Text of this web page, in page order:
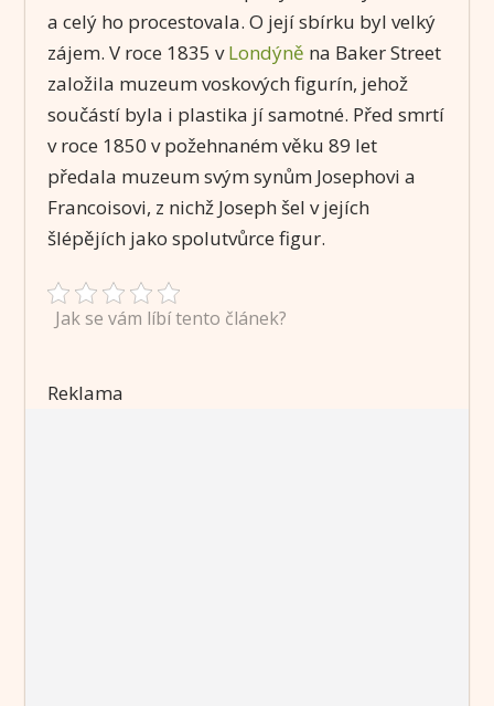
a celý ho procestovala. O její sbírku byl velký
zájem. V roce 1835 vLondýně na Baker Street
založila muzeum voskových figurín, jehož
součástí byla i plastika jí samotné. Před smrtí
v roce 1850 v požehnaném věku 89 let
předala muzeum svým synům Josephovi a
Francoisovi, z nichž Joseph šel v jejích
šlépějích jako spolutvůrce figur.
Jak se vám líbí tento článek?
Reklama